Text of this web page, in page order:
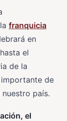
franquicia
en
el
de la
de
país.
el